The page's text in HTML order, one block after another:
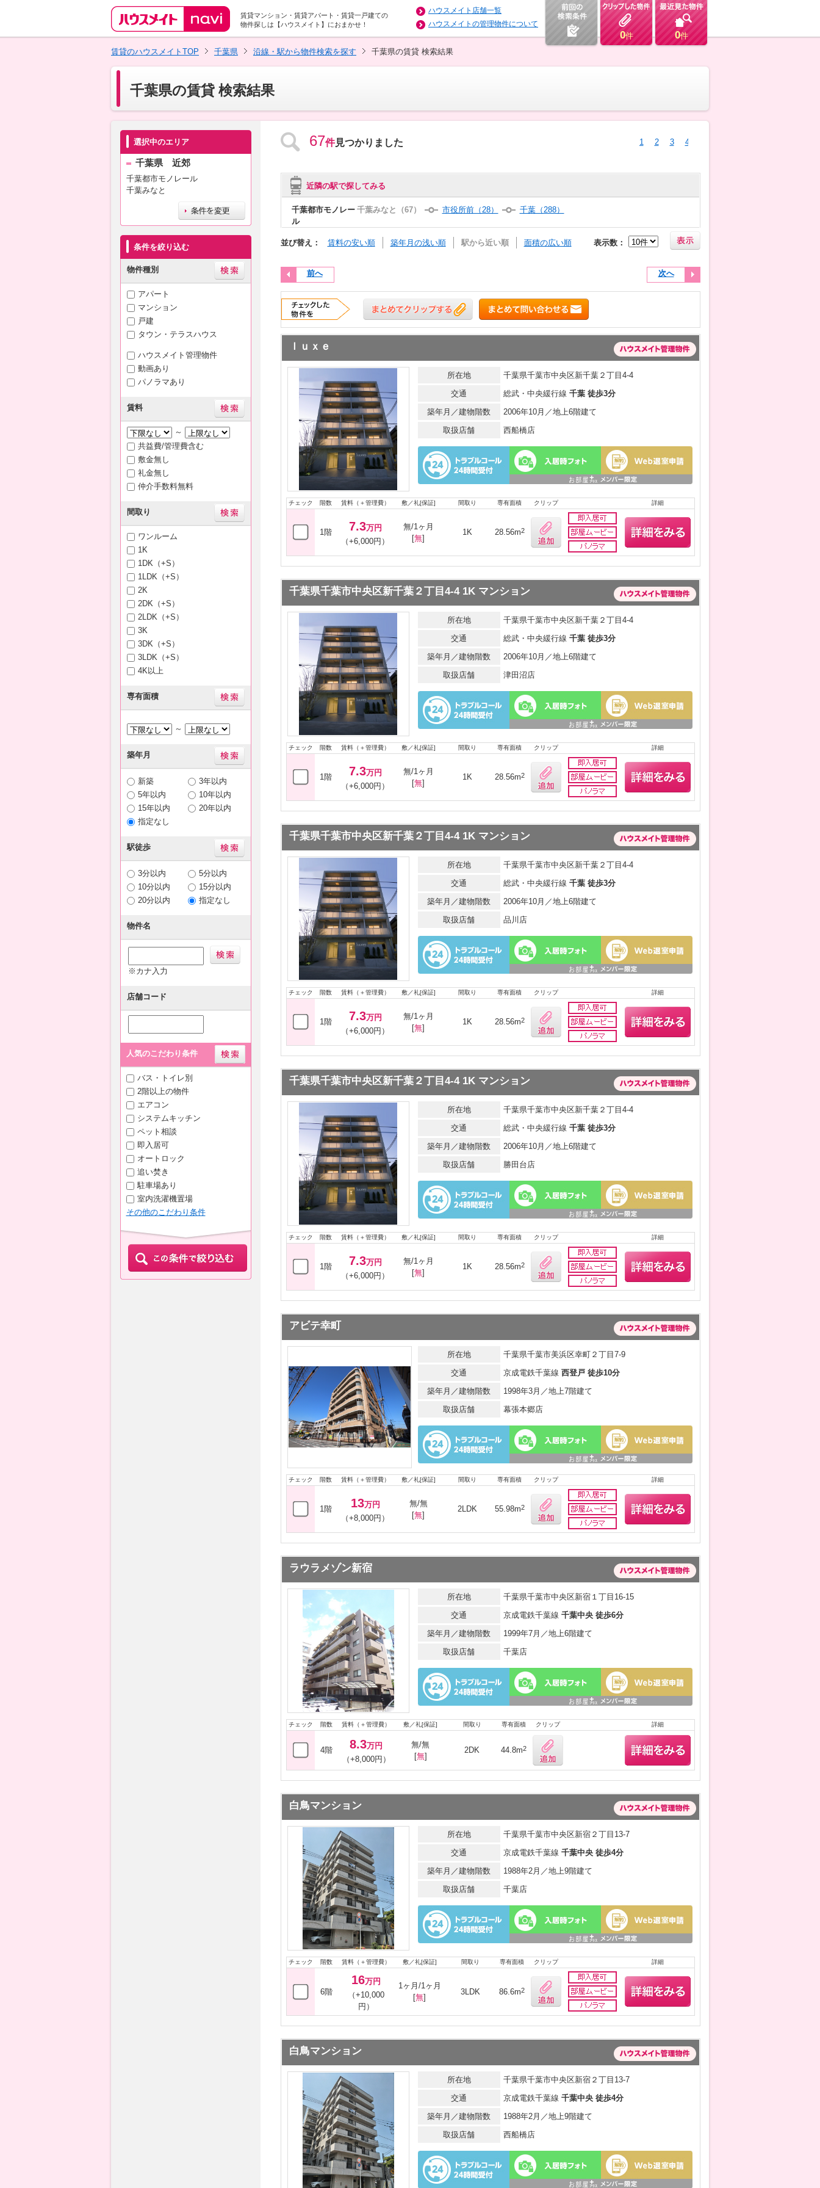
賃貸マンション・賃貸アパート・賃貸一戸建ての
物件探しは【ハウスメイト】におまかせ！
ハウスメイト店舗一覧
ハウスメイトの管理物件について
0件 0件
賃貸のハウスメイトTOP
千葉県 沿線・駅から物件検索を探す 千葉県の賃貸 検索結果
千葉県の賃貸 検索結果
選択中のエリア
千葉県 近郊
千葉都市モノレール
千葉みなと
条件を絞り込む
物件種別
アパート
マンション
戸建
タウン・テラスハウス
ハウスメイト管理物件
動画あり
パノラマあり
賃料
～
共益費/管理費含む
敷金無し
礼金無し
仲介手数料無料
間取り
ワンルーム
1K
1DK（+S）
1LDK（+S）
2K
2DK（+S）
2LDK（+S）
3K
3DK（+S）
3LDK（+S）
4K以上
専有面積
～
築年月
新築
3年以内
5年以内
10年以内
15年以内
20年以内
指定なし
駅徒歩
3分以内
5分以内
10分以内
15分以内
20分以内
指定なし
物件名
※カナ入力
店舗コード
人気のこだわり条件
バス・トイレ別
2階以上の物件
エアコン
システムキッチン
ペット相談
即入居可
オートロック
追い焚き
駐車場あり
室内洗濯機置場
その他のこだわり条件
67件見つかりました 1 2 3 4
近隣の駅で探してみる
千葉都市モノレー
ル
千葉みなと（67） 市役所前（28） 千葉（288）
並び替え： 賃料の安い順 築年月の浅い順 駅から近い順 面積の広い順 表示数：
前へ 次へ
ｌｕｘｅ
所在地
千葉県千葉市中央区新千葉２丁目4-4
交通
総武・中央緩行線 千葉 徒歩3分
築年月／建物階数
2006年10月／地上6階建て
取扱店舗
西船橋店
チェック 階数 賃料（＋管理費） 敷／礼[保証] 間取り 専有面積 クリップ 詳細
1階 7.3万円
（+6,000円）
無/1ヶ月
[無]
1K 28.56m2
千葉県千葉市中央区新千葉２丁目4-4 1K マンション
所在地
千葉県千葉市中央区新千葉２丁目4-4
交通
総武・中央緩行線 千葉 徒歩3分
築年月／建物階数
2006年10月／地上6階建て
取扱店舗
津田沼店
チェック 階数 賃料（＋管理費） 敷／礼[保証] 間取り 専有面積 クリップ 詳細
1階 7.3万円
（+6,000円）
無/1ヶ月
[無]
1K 28.56m2
千葉県千葉市中央区新千葉２丁目4-4 1K マンション
所在地
千葉県千葉市中央区新千葉２丁目4-4
交通
総武・中央緩行線 千葉 徒歩3分
築年月／建物階数
2006年10月／地上6階建て
取扱店舗
品川店
チェック 階数 賃料（＋管理費） 敷／礼[保証] 間取り 専有面積 クリップ 詳細
1階 7.3万円
（+6,000円）
無/1ヶ月
[無]
1K 28.56m2
千葉県千葉市中央区新千葉２丁目4-4 1K マンション
所在地
千葉県千葉市中央区新千葉２丁目4-4
交通
総武・中央緩行線 千葉 徒歩3分
築年月／建物階数
2006年10月／地上6階建て
取扱店舗
勝田台店
チェック 階数 賃料（＋管理費） 敷／礼[保証] 間取り 専有面積 クリップ 詳細
1階 7.3万円
（+6,000円）
無/1ヶ月
[無]
1K 28.56m2
アビテ幸町
所在地
千葉県千葉市美浜区幸町２丁目7-9
交通
京成電鉄千葉線 西登戸 徒歩10分
築年月／建物階数
1998年3月／地上7階建て
取扱店舗
幕張本郷店
チェック 階数 賃料（＋管理費） 敷／礼[保証] 間取り 専有面積 クリップ 詳細
1階 13万円
（+8,000円）
無/無
[無]
2LDK 55.98m2
ラウラメゾン新宿
所在地
千葉県千葉市中央区新宿１丁目16-15
交通
京成電鉄千葉線 千葉中央 徒歩6分
築年月／建物階数
1999年7月／地上6階建て
取扱店舗
千葉店
チェック 階数 賃料（＋管理費） 敷／礼[保証] 間取り 専有面積 クリップ 詳細
4階 8.3万円
（+8,000円）
無/無
[無]
2DK 44.8m2
白鳥マンション
所在地
千葉県千葉市中央区新宿２丁目13-7
交通
京成電鉄千葉線 千葉中央 徒歩4分
築年月／建物階数
1988年2月／地上9階建て
取扱店舗
千葉店
チェック 階数 賃料（＋管理費） 敷／礼[保証] 間取り 専有面積 クリップ 詳細
6階
16万円
（+10,000
円）
1ヶ月/1ヶ月
[無]
3LDK 86.6m2
白鳥マンション
所在地
千葉県千葉市中央区新宿２丁目13-7
交通
京成電鉄千葉線 千葉中央 徒歩4分
築年月／建物階数
1988年2月／地上9階建て
取扱店舗
西船橋店